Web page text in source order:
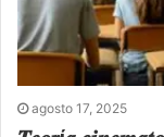
agosto 17, 2025